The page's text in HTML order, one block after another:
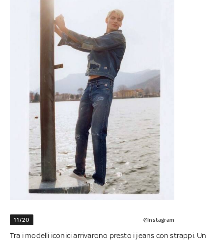
11/20 @Instagram
Tra i modelli iconici arrivarono presto i jeans con strappi. Un